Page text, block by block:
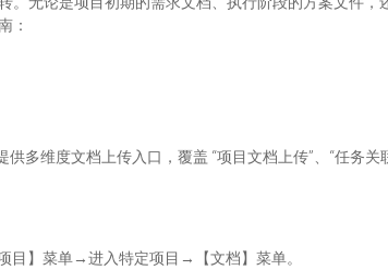
：
多维度文档上传入口，覆盖 “项目文档上传”、“任务
目】菜单→进入特定项目→【文档】菜单。